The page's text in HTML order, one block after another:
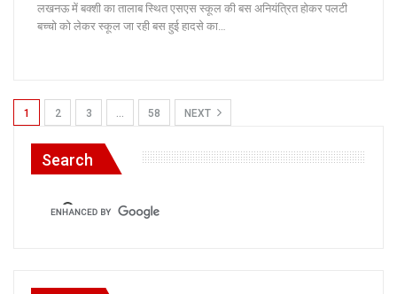
लखनऊ में बक्शी का तालाब स्थित एसएस स्कूल की बस अनियंत्रित होकर पलटी
बच्चो को लेकर स्कूल जा रही बस हुई हादसे का…
1 2 3 … 58 NEXT
Search